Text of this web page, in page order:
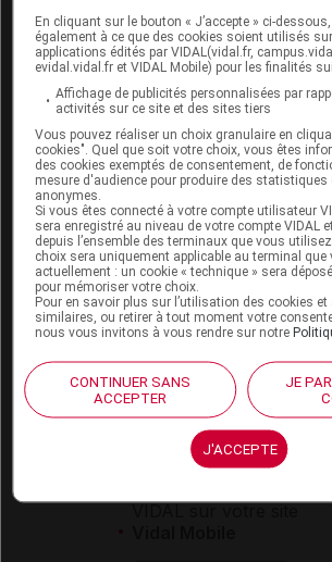
Boutique
VIDAL Expert
VIDAL Hoptimal
eVIDAL
VIDAL Mobile
VIDAL Sécurisation
VIDAL e-Services
Espace institutionnel
Qui sommes-nous ?
VIDAL France
Carrières
Charte éthique et
déontologique
Service client
Contact
Espace partenaires
VIDAL sur votre site
En cliquant sur le bouton « J’accepte » ci-
également à ce que des cookies soient utilisés
applications édités par VIDAL(vidal.fr,
evidal.vidal.fr et VIDAL Mobile) pour les finalités
Affichage de publicités personnalisées par
activités sur ce site et des sites tiers
Vous pouvez réaliser un choix granulaire en
cookies". Quel que soit votre choix, vous êtes
des cookies exemptés de consentement, de
mesure d'audience pour produire des statistiques
anonymes.
Si vous êtes connecté à votre compte utilisateur
sera enregistré au niveau de votre compte VIDAL
depuis l’ensemble des terminaux que vous
choix sera uniquement applicable au terminal
actuellement : un cookie « technique » sera
pour mémoriser votre choix.
Pour en savoir plus sur l’utilisation des cookies
similaires, ou retirer à tout moment votre
nous vous invitons à vous rendre sur notre
CONTINUER SANS
ACCEPTER
JE
J'ACCEPTE